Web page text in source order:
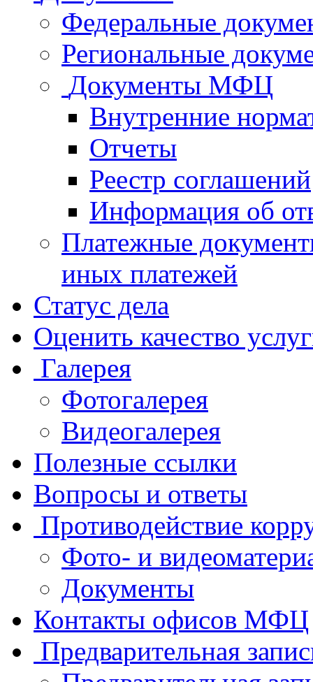
Федеральные
Региональные
Документы МФЦ
Внутренние
Отчеты
Реестр соглашений
Информация об
Платежные
иных платежей
Статус дела
Оценить качество
Галерея
Фотогалерея
Видеогалерея
Полезные ссылки
Вопросы и ответы
Противодействие
Фото- и
Документы
Контакты офисов МФЦ
Предварительная